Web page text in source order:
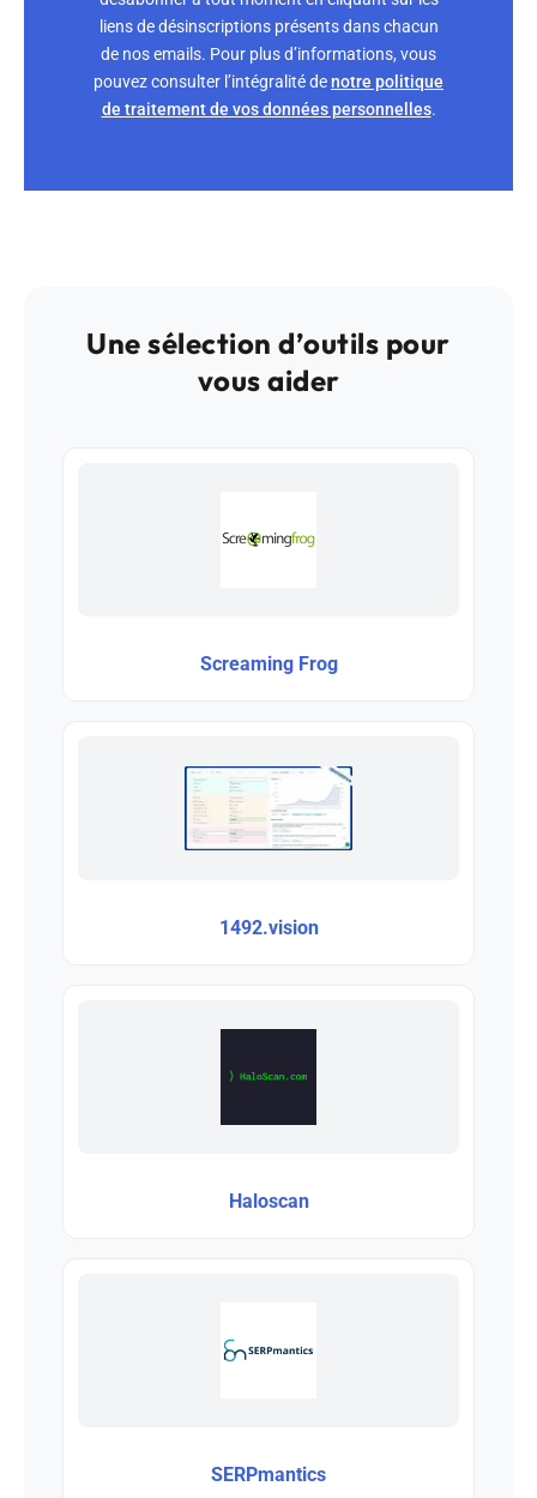
liens de désinscriptions présents dans chacun
de nos emails. Pour plus d’informations, vous
pouvez consulter l’intégralité denotre politique
de traitement de vos données personnelles.
Une sélection d’outils pour
vous aider
Screaming Frog
1492.vision
Haloscan
SERPmantics